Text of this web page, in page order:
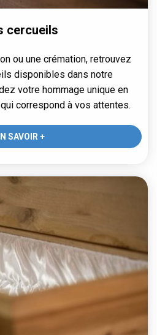
cercueils
ou une crémation, retrouvez
disponibles dans notre
votre hommage unique en
correspond à vos attentes.
SAVOIR +